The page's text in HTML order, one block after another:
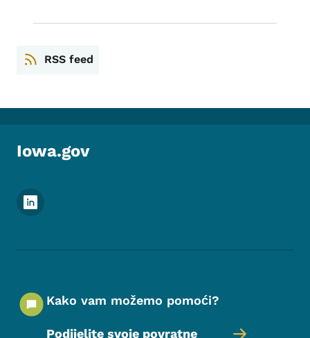
RSS feed
Iowa.gov
Meni podnožja društvenih mrežaa
Kako vam možemo pomoći?
Podijelite svoje povratne